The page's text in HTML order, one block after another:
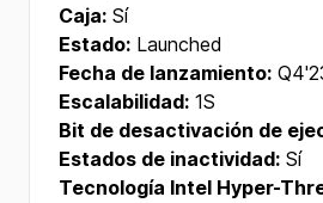
Caja: Sí
Estado: Launched
Fecha de lanzamiento:
Escalabilidad: 1S
Bit de desactivación de
Estados de inactividad: Sí
Tecnología Intel Hyper-